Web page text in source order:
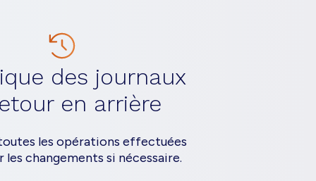
des journaux
en arrière
les opérations effectuées
changements si nécessaire.